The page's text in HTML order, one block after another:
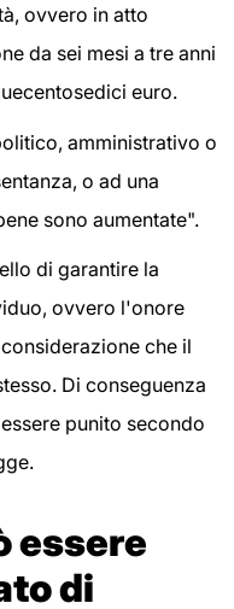
ovvero in atto
da sei mesi a tre anni
euro.
amministrativo o
o ad una
sono aumentate".
di garantire la
ovvero l'onore
che il
Di conseguenza
punito secondo
essere
di